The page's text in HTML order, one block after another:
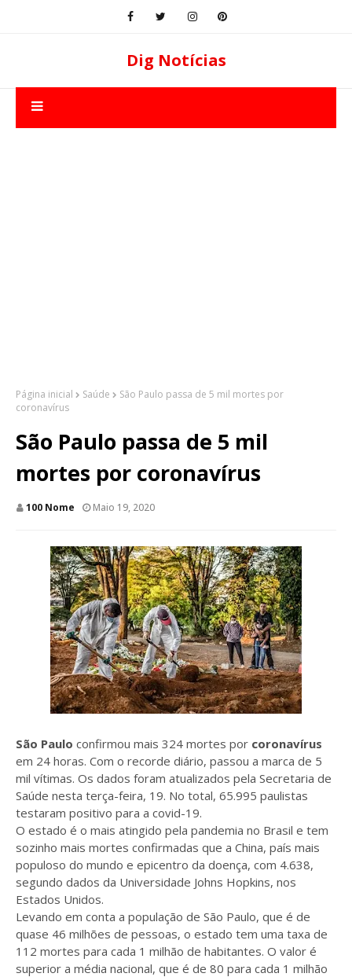
Dig Notícias
Página inicial Saúde
São Paulo passa de 5 mil mortes por
coronavírus
São Paulo passa de 5 mil
mortes por coronavírus
100 Nome Maio 19, 2020
São Paulo confirmou mais 324 mortes por coronavírus
em 24 horas. Com o recorde diário, passou a marca de 5
mil vítimas. Os dados foram atualizados pela Secretaria de
Saúde nesta terça-feira, 19. No total, 65.995 paulistas
testaram positivo para a covid-19.
O estado é o mais atingido pela pandemia no Brasil e tem
sozinho mais mortes confirmadas que a China, país mais
populoso do mundo e epicentro da doença, com 4.638,
segundo dados da Universidade Johns Hopkins, nos
Estados Unidos.
Levando em conta a população de São Paulo, que é de
quase 46 milhões de pessoas, o estado tem uma taxa de
112 mortes para cada 1 milhão de habitantes. O valor é
superior a média nacional, que é de 80 para cada 1 milhão